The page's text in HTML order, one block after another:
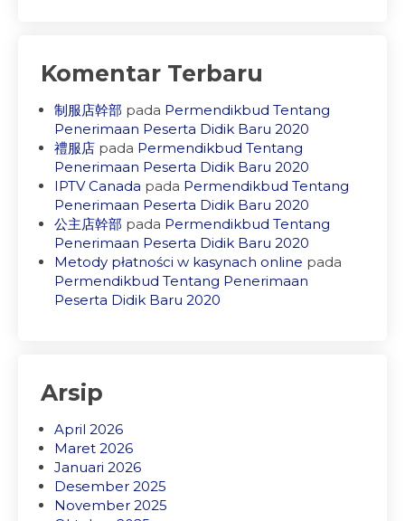
Komentar Terbaru
制服店幹部 pada Permendikbud Tentang
Penerimaan Peserta Didik Baru 2020
禮服店 pada Permendikbud Tentang
Penerimaan Peserta Didik Baru 2020
IPTV Canada pada Permendikbud Tentang
Penerimaan Peserta Didik Baru 2020
公主店幹部 pada Permendikbud Tentang
Penerimaan Peserta Didik Baru 2020
Metody płatności w kasynach online pada
Permendikbud Tentang Penerimaan
Peserta Didik Baru 2020
Arsip
April 2026
Maret 2026
Januari 2026
Desember 2025
November 2025